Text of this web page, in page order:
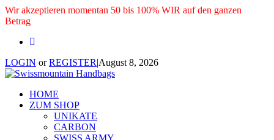
Wir akzeptieren momentan 50 bis 100% WIR auf den ganzen
Betrag
LOGIN orREGISTER|August 8, 2026
HOME
ZUM SHOP
UNIKATE
CARBON
SWISS ARMY